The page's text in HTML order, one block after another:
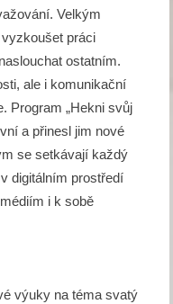
Velkým
práci
ostatním.
ale i komunikační
Program „Hekni svůj
a přinesl jim nové
se setkávají každý
digitálním prostředí
i k sobě
výuky na téma svatý